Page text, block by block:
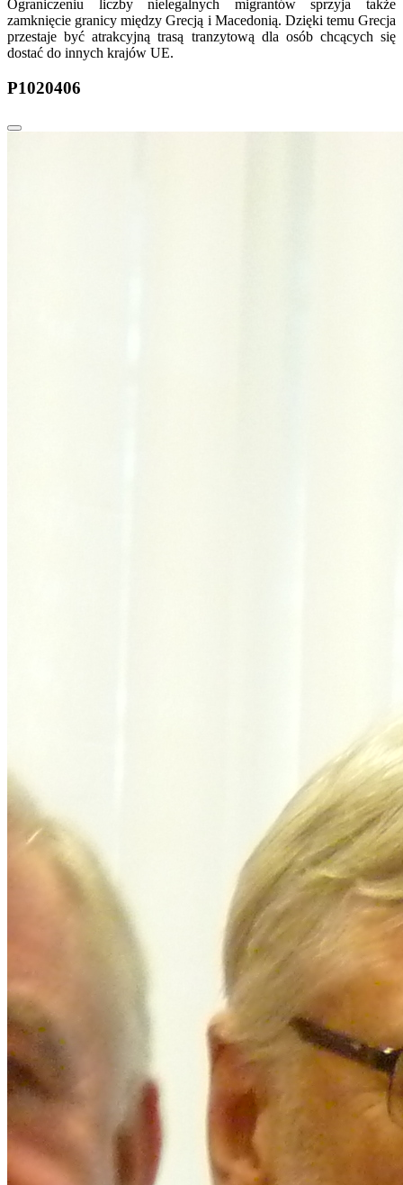
Ograniczeniu liczby nielegalnych migrantów sprzyja także
zamknięcie granicy między Grecją i Macedonią. Dzięki temu Grecja
przestaje być atrakcyjną trasą tranzytową dla osób chcących się
dostać do innych krajów UE.
P1020406